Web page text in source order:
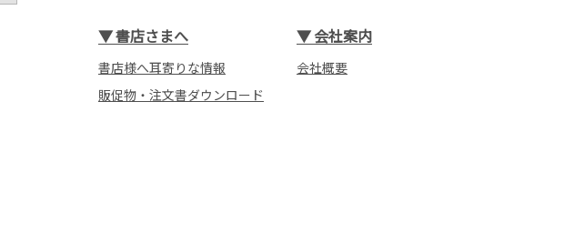
▼書店さまへ
書店様へ耳寄りな情報
販促物・注文書ダウンロード
▼会社案内
会社概要